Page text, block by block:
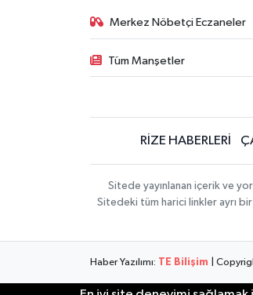
Merkez Nöbetçi Eczaneler
Tüm Manşetler
RİZE HABERLERİ
Sitede yayınlanan içerik ve
Sitedeki tüm harici linkler ayrı
Haber Yazılımı: TE Bilişim |